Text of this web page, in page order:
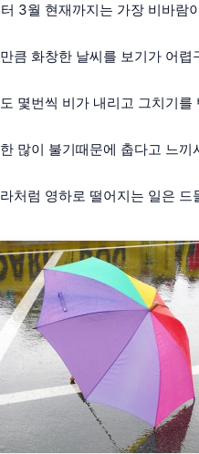
3월 현재까지는 가장 비바람
큼 화창한 날씨를 보기가 어렵
몇번씩 비가 내리고 그치기를
많이 불기때문에 춥다고 느끼
처럼 영하로 떨어지는 일은 드